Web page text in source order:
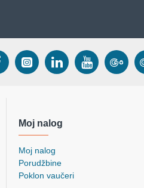
Moj nalog
Moj nalog
Porudžbine
Poklon vaučeri